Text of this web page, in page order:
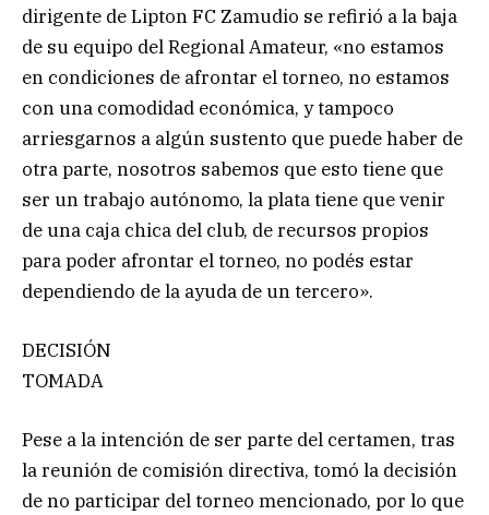
dirigente de Lipton FC Zamudio se refirió a la baja
de su equipo del Regional Amateur, «no estamos
en condiciones de afrontar el torneo, no estamos
con una comodidad económica, y tampoco
arriesgarnos a algún sustento que puede haber de
otra parte, nosotros sabemos que esto tiene que
ser un trabajo autónomo, la plata tiene que venir
de una caja chica del club, de recursos propios
para poder afrontar el torneo, no podés estar
dependiendo de la ayuda de un tercero».
DECISIÓN
TOMADA
Pese a la intención de ser parte del certamen, tras
la reunión de comisión directiva, tomó la decisión
de no participar del torneo mencionado, por lo que